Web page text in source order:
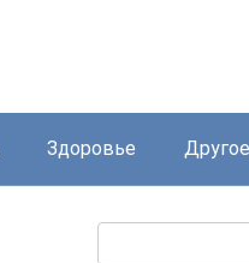
Здоровье Другое